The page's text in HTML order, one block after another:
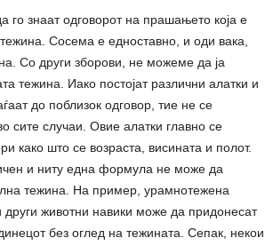
го знаат одговорот на прашањето која е
Сосема е едноставно, и оди вака,
Со други зборови, не можеме да ја
тежина. Иако постојат различни алатки и
до поблизок одговор, тие не се
сите случаи. Овие алатки главно се
како што се возраста, висината и полот.
и ниту една формула не може да
тежина. На пример, урамнотежена
животни навики може да придонесат
без оглед на тежината. Сепак, некои